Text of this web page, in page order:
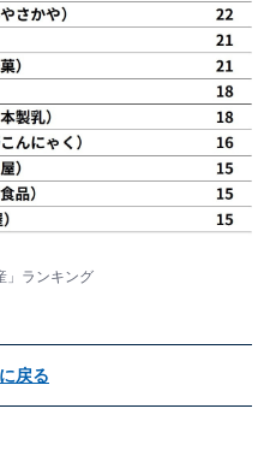
」ランキング
戻る